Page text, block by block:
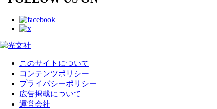
このサイトについて
コンテンツポリシー
プライバシーポリシー
広告掲載について
運営会社